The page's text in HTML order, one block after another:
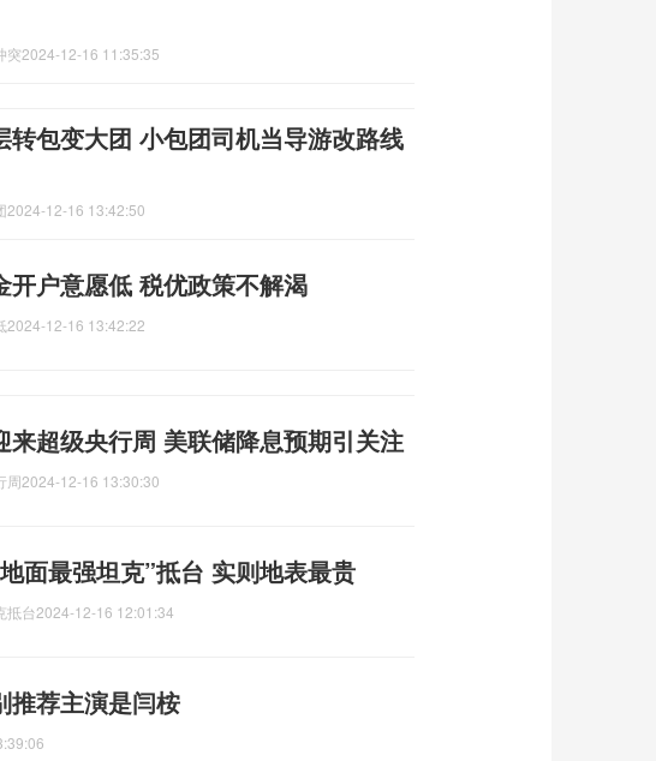
突2024-12-16 11:35:35
转包变大团 小包团司机当导游改路线
2024-12-16 13:42:50
开户意愿低 税优政策不解渴
2024-12-16 13:42:22
来超级央行周 美联储降息预期引关注
周2024-12-16 13:30:30
面最强坦克”抵台 实则地表最贵
抵台2024-12-16 12:01:34
推荐主演是闫桉